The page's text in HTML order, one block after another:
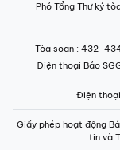
Phó Tổng Thư ký
Tòa soạn : 432-434
Điện thoại Báo
Điện
Giấy phép hoạt động
tin và